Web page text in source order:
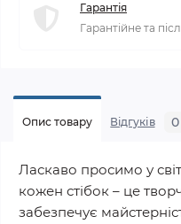
Гарантія
Гарантійне та
Опис товару Відгуків 0
Ласкаво просимо у
кожен стібок – це
забезпечує